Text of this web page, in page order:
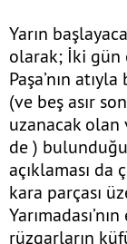
Yarın
olarak; İki gün
Paşa’nın
(ve beş asır
uzanacak olan
de ) bulunduğu
açıklaması da
kara parçası
rüzgarların